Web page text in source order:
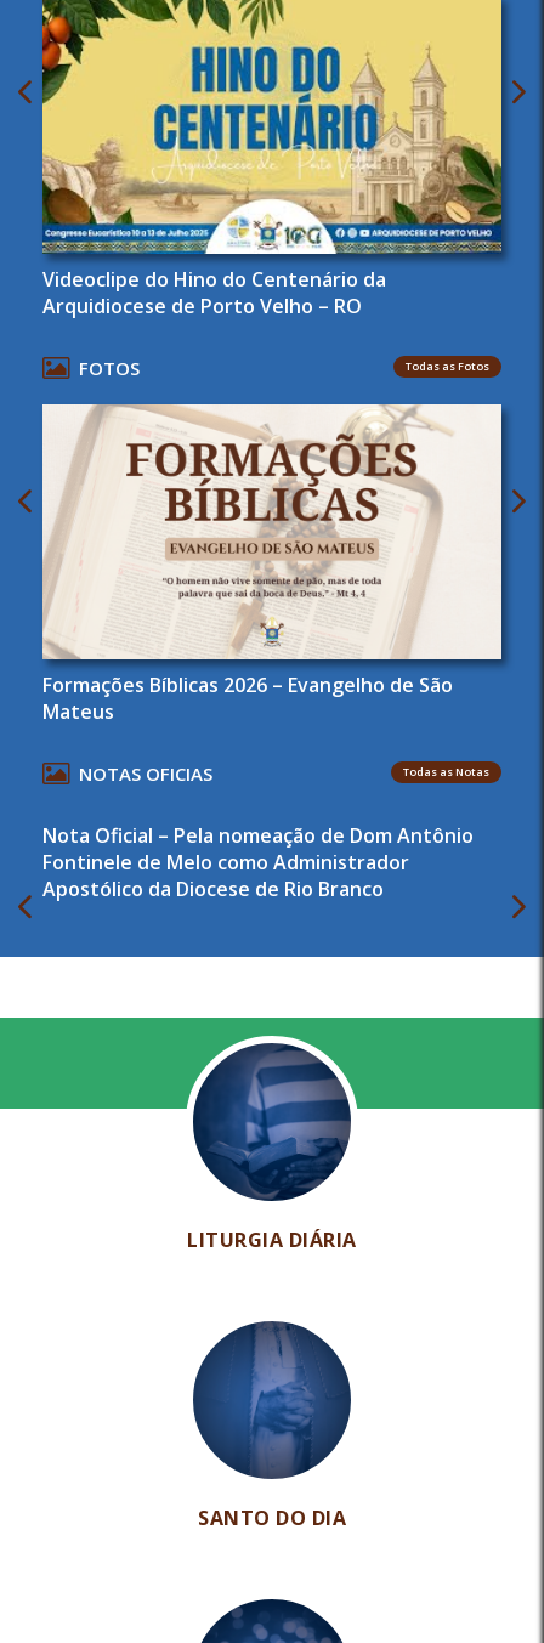
Videoclipe do Hino do Centenário da
Arquidiocese de Porto Velho – RO
FOTOS Todas as Fotos
Formações Bíblicas 2026 – Evangelho de São
Mateus
NOTAS OFICIAS Todas as Notas
Nota Oficial – Pela nomeação de Dom Antônio
Fontinele de Melo como Administrador
Apostólico da Diocese de Rio Branco
LITURGIA DIÁRIA
SANTO DO DIA